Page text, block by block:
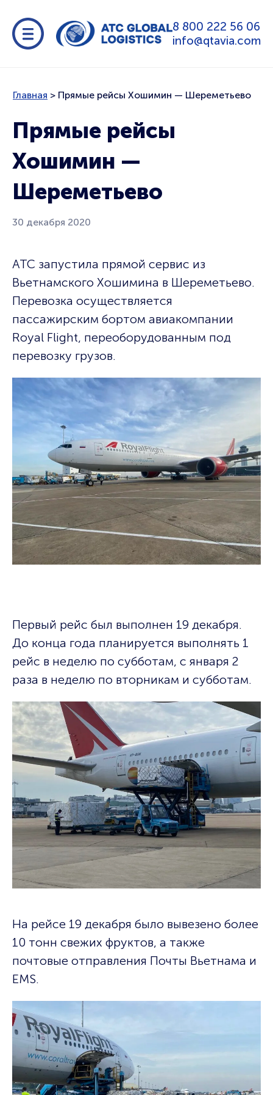
8 800 222 56 06
info@qtavia.com
Главная > Прямые рейсы Хошимин — Шереметьево
Прямые рейсы
Хошимин —
Шереметьево
30 декабря 2020
АТС запустила прямой сервис из
Вьетнамского Хошимина в Шереметьево.
Перевозка осуществляется
пассажирским бортом авиакомпании
Royal Flight, переоборудованным под
перевозку грузов.
Первый рейс был выполнен 19 декабря.
До конца года планируется выполнять 1
рейс в неделю по субботам, с января 2
раза в неделю по вторникам и субботам.
На рейсе 19 декабря было вывезено более
10 тонн свежих фруктов, а также
почтовые отправления Почты Вьетнама и
EMS.